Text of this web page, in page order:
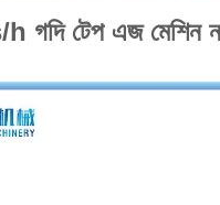
টেপ এজ মেশিন